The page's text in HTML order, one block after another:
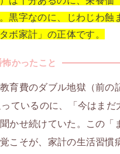
黒字なのに、じわじわ蝕
ボ家計」の正体です。
かったこと
育費のダブル地獄（前の
ているのに、「今はまだ
かせ続けていた。この「
こそが、家計の生活習慣